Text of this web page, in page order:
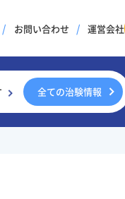
お問い合わせ 運営会社
全ての治験情報